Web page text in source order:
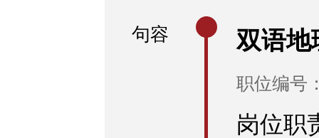
句容 双语地
职位编号
岗位职